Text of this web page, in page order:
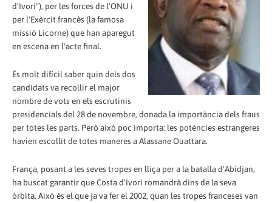
d'Ivori"), per les forces de l'ONU i
per l'Exèrcit francès (la famosa
missió Licorne) que han aparegut
en escena en l'acte final.
És molt difícil saber quin dels dos
candidats va recollir el major
nombre de vots en els escrutinis
presidencials del 28 de novembre, donada la importància dels fraus
per totes les parts. Però això poc importa: les potències estrangeres
havien escollit de totes maneres a Alassane Ouattara.
França, posant a les seves tropes en lliça per a la batalla d'Abidjan,
ha buscat garantir que Costa d'Ivori romandrà dins de la seva
òrbita. Això és el que ja va fer el 2002, quan les tropes franceses van